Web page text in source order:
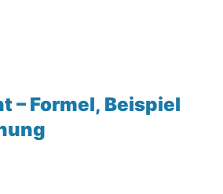
– Formel, Beispiel